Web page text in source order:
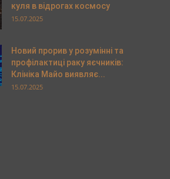
куля в відрогах космосу
15.07.2025
Новий прорив у розумінні та
профілактиці раку яєчників:
Клініка Майо виявляє...
15.07.2025